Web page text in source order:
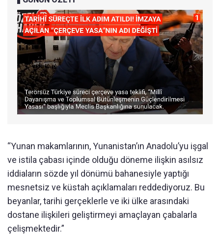
“Yunan makamlarının, Yunanistan’ın Anadolu’yu işgal
ve istila çabası içinde olduğu döneme ilişkin asılsız
iddiaların sözde yıl dönümü bahanesiyle yaptığı
mesnetsiz ve küstah açıklamaları reddediyoruz. Bu
beyanlar, tarihi gerçeklerle ve iki ülke arasındaki
dostane ilişkileri geliştirmeyi amaçlayan çabalarla
çelişmektedir.”